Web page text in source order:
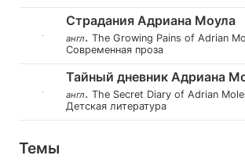
Страдания Адриана Моула
англ. The Growing Pains of Adrian
Современная проза
Тайный дневник Адриана
англ. The Secret Diary of Adrian Mole
Детская литература
Темы